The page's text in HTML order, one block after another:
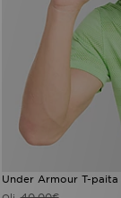
Under Armour T-paita